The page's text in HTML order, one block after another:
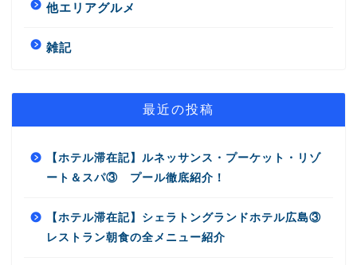
他エリアグルメ
雑記
最近の投稿
【ホテル滞在記】ルネッサンス・プーケット・リゾ
ート＆スパ③ プール徹底紹介！
【ホテル滞在記】シェラトングランドホテル広島③
レストラン朝食の全メニュー紹介